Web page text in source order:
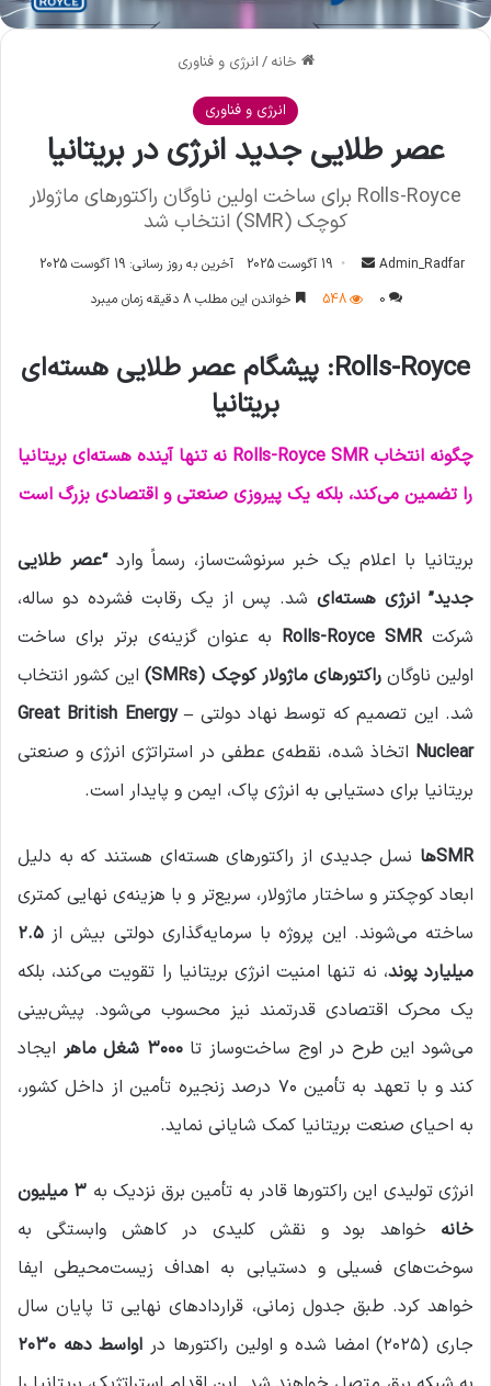
خانه / انرژی و فناوری
انرژی و فناوری
عصر طلایی جدید انرژی در بریتانیا
Rolls-Royce برای ساخت اولین ناوگان راکتورهای ماژولار
کوچک (SMR) انتخاب شد
Admin_Radfar
ر
ل
م
ل
19 آگوست 2025
آخرین به روز رسانی: 19 آگوست 2025
0
548 خواندن این مطلب 8 دقیقه زمان میبرد
Rolls-Royce: پیشگام عصر طلایی هسته‌ای
بریتانیا
چگونه انتخاب Rolls-Royce SMR نه تنها آینده هسته‌ای بریتانیا
را تضمین می‌کند، بلکه یک پیروزی صنعتی و اقتصادی بزرگ است
بریتانیا با اعلام یک خبر سرنوشت‌ساز، رسماً وارد“عصر طلایی
جدید” انرژی هسته‌ای شد. پس از یک رقابت فشرده دو ساله،
شرکتRolls-Royce SMR به عنوان گزینه‌ی برتر برای ساخت
اولین ناوگانراکتورهای ماژولار کوچک (SMRs)
این کشور انتخاب
شد. این تصمیم که توسط نهاد دولتیGreat British Energy –
Nuclear اتخاذ شده، نقطه‌ی عطفی در استراتژی انرژی و صنعتی
بریتانیا برای دستیابی به انرژی پاک، ایمن و پایدار است.
SMRها
نسل جدیدی از راکتورهای هسته‌ای هستند که به دلیل
ابعاد کوچکتر و ساختار ماژولار، سریع‌تر و با هزینه‌ی نهایی کمتری
ساخته می‌شوند. این پروژه با سرمایه‌گذاری دولتی بیش از ۲.۵
میلیارد پوند، نه تنها امنیت انرژی بریتانیا را تقویت می‌کند، بلکه
یک محرک اقتصادی قدرتمند نیز محسوب می‌شود. پیش‌بینی
می‌شود این طرح در اوج ساخت‌وساز تا۳۰۰۰ شغل ماهر
ایجاد
کند و با تعهد به تأمین ۷۰ درصد زنجیره تأمین از داخل کشور،
به احیای صنعت بریتانیا کمک شایانی نماید.
انرژی تولیدی این راکتورها قادر به تأمین برق نزدیک به
۳ میلیون
خانه خواهد بود و نقش کلیدی در کاهش وابستگی به
سوخت‌های فسیلی و دستیابی به اهداف زیست‌محیطی ایفا
خواهد کرد. طبق جدول زمانی، قراردادهای نهایی تا پایان سال
جاری (۲۰۲۵) امضا شده و اولین راکتورها در
اواسط دهه ۲۰۳۰